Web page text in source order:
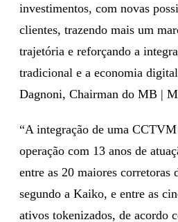
investimentos, com novas
clientes, trazendo mais um
trajetória e reforçando a
tradicional e a economia
Dagnoni, Chairman do MB |
“A integração de uma
operação com 13 anos de
entre as 20 maiores corretoras
segundo a Kaiko, e entre as
ativos tokenizados, de acordo